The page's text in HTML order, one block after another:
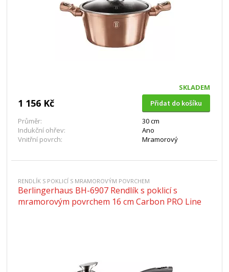
SKLADEM
1 156 Kč
Přidat do košíku
Průměr:
30 cm
Indukční ohřev:
Ano
Vnitřní povrch:
Mramorový
RENDLÍK S POKLICÍ S MRAMOROVÝM POVRCHEM
Berlingerhaus BH-6907 Rendlík s poklicí s
mramorovým povrchem 16 cm Carbon PRO Line